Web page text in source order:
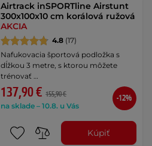
Airtrack inSPORTline Airstunt
300x100x10 cm korálová ružová
AKCIA
4.8 (17)
Nafukovacia športová podložka s
dĺžkou 3 metre, s ktorou môžete
trénovať …
137,90 € 155,90 €
na sklade – 10.8. u Vás
-12%
Kúpiť